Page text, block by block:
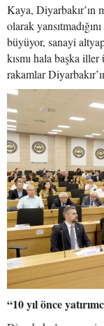
Kaya, Diyarbakır’ın
olarak
büyüyor, sanayi
kısmı hala başka
rakamlar
“10 yıl önce